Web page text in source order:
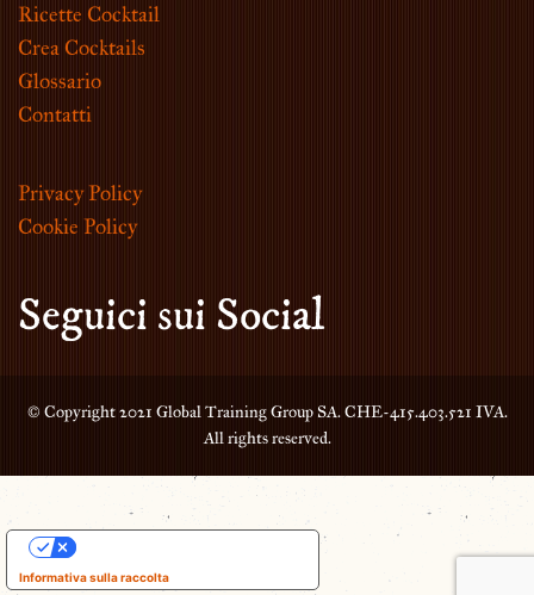
Ricette Cocktail
Crea Cocktails
Glossario
Contatti
Privacy Policy
Cookie Policy
Seguici sui Social
© Copyright 2021 Global Training Group SA. CHE-415.403.521 IVA.
All rights reserved.
Informativa sulla raccolta